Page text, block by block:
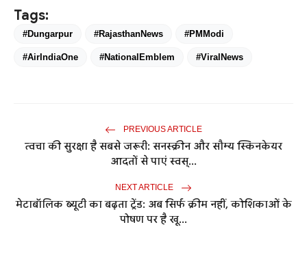
Tags:
#Dungarpur #RajasthanNews #PMModi
#AirIndiaOne #NationalEmblem #ViralNews
PREVIOUS ARTICLE
त्वचा की सुरक्षा है सबसे जरूरी: सनस्क्रीन और सौम्य स्किनकेयर
आदतों से पाएं स्वस्...
NEXT ARTICLE
मेटाबॉलिक ब्यूटी का बढ़ता ट्रेंड: अब सिर्फ क्रीम नहीं, कोशिकाओं के
पोषण पर है खू...